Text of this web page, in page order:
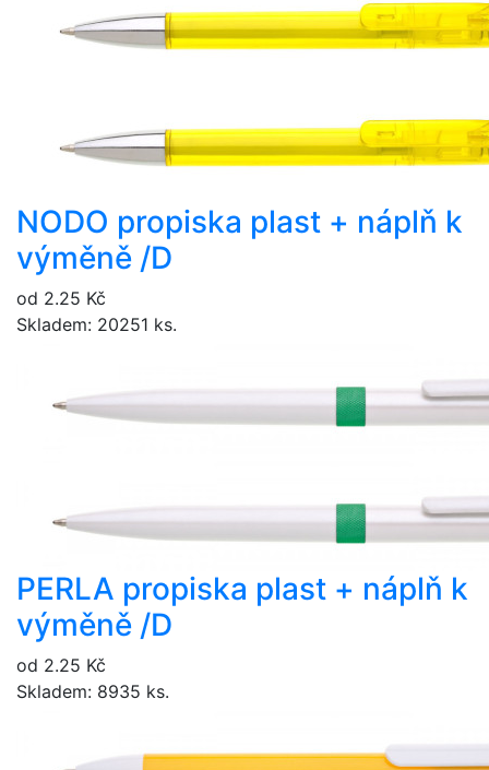
NODO propiska plast + náplň k
výměně /D
od 2.25 Kč
Skladem: 20251 ks.
PERLA propiska plast + náplň k
výměně /D
od 2.25 Kč
Skladem: 8935 ks.